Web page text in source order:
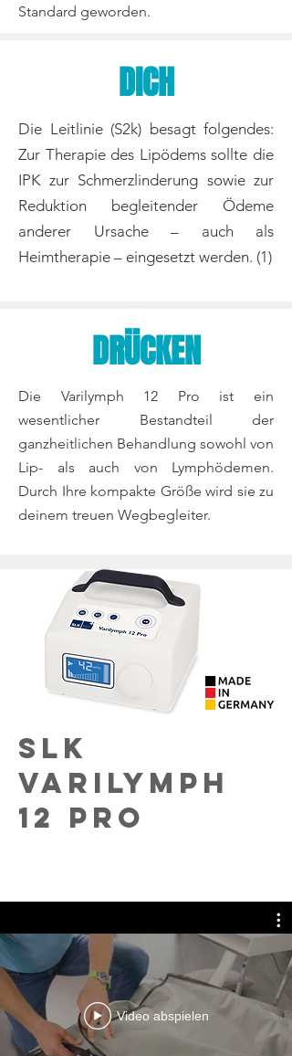
Standard geworden.
DICH
Die Leitlinie (S2k) besagt folgendes:
Zur Therapie des Lipödems sollte die
IPK zur Schmerzlinderung sowie zur
Reduktion begleitender Ödeme
anderer Ursache – auch als
Heimtherapie – eingesetzt werden. (1)
DRÜCKEN
Die Varilymph 12 Pro ist ein
wesentlicher Bestandteil der
ganzheitlichen Behandlung sowohl von
Lip- als auch von Lymphödemen.
Durch Ihre kompakte Größe wird sie zu
deinem treuen Wegbegleiter.
SLK
VARILYMPH
12 PRO
Video abspielen